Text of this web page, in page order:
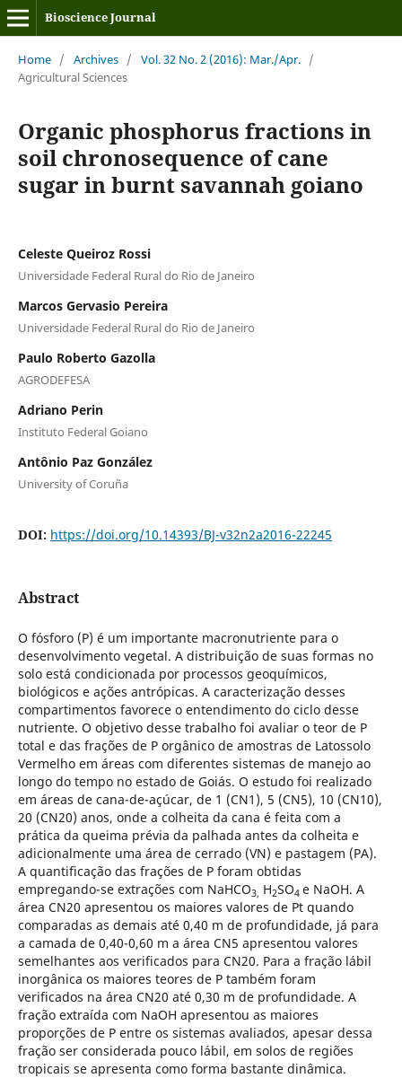
Bioscience Journal
Home / Archives / Vol. 32 No. 2 (2016): Mar./Apr. /
Agricultural Sciences
Organic phosphorus fractions in
soil chronosequence of cane
sugar in burnt savannah goiano
Celeste Queiroz Rossi
Universidade Federal Rural do Rio de Janeiro
Marcos Gervasio Pereira
Universidade Federal Rural do Rio de Janeiro
Paulo Roberto Gazolla
AGRODEFESA
Adriano Perin
Instituto Federal Goiano
Antônio Paz González
University of Coruña
DOI: https://doi.org/10.14393/BJ-v32n2a2016-22245
Abstract
O fósforo (P) é um importante macronutriente para o
desenvolvimento vegetal. A distribuição de suas formas no
solo está condicionada por processos geoquímicos,
biológicos e ações antrópicas. A caracterização desses
compartimentos favorece o entendimento do ciclo desse
nutriente. O objetivo desse trabalho foi avaliar o teor de P
total e das frações de P orgânico de amostras de Latossolo
Vermelho em áreas com diferentes sistemas de manejo ao
longo do tempo no estado de Goiás. O estudo foi realizado
em áreas de cana-de-açúcar, de 1 (CN1), 5 (CN5), 10 (CN10),
20 (CN20) anos, onde a colheita da cana é feita com a
prática da queima prévia da palhada antes da colheita e
adicionalmente uma área de cerrado (VN) e pastagem (PA).
A quantificação das frações de P foram obtidas
empregando-se extrações com NaHCO3, H2SO4 e NaOH. A
área CN20 apresentou os maiores valores de Pt quando
comparadas as demais até 0,40 m de profundidade, já para
a camada de 0,40-0,60 m a área CN5 apresentou valores
semelhantes aos verificados para CN20. Para a fração lábil
inorgânica os maiores teores de P também foram
verificados na área CN20 até 0,30 m de profundidade. A
fração extraída com NaOH apresentou as maiores
proporções de P entre os sistemas avaliados, apesar dessa
fração ser considerada pouco lábil, em solos de regiões
tropicais se apresenta como forma bastante dinâmica.